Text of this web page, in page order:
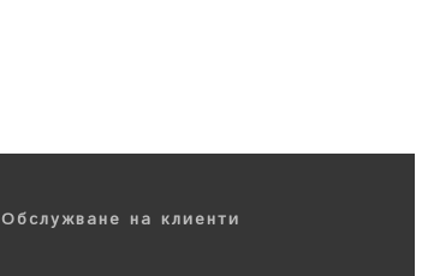
Обслужване на клиенти